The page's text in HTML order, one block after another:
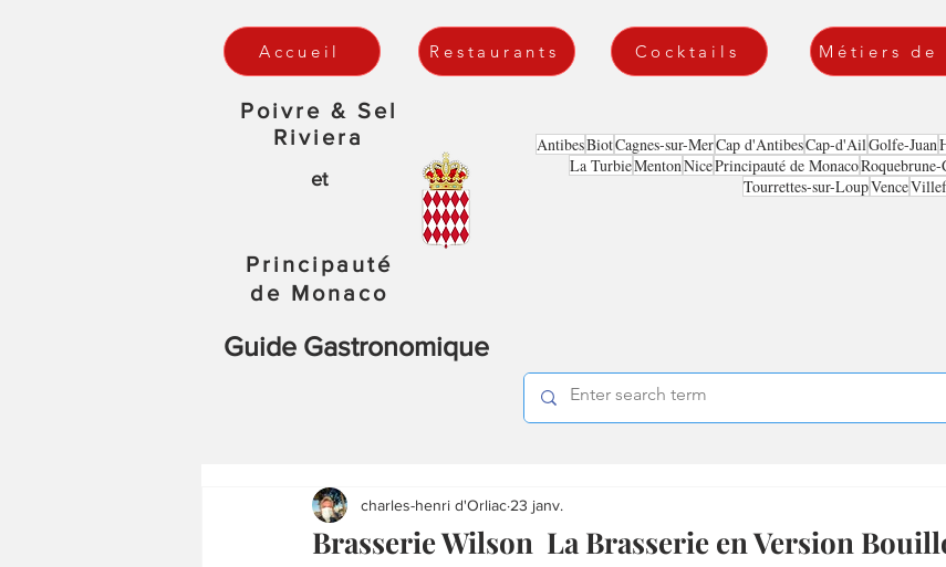
Accueil Restaurants Cocktails Métiers de
Poivre & Sel
Riviera
et
Principauté
de Monaco
Guide Gastronomique
AntibesBiotCagnes-sur-MerCap d'AntibesCap-d'AilGolfe-Juan
La TurbieMentonNicePrincipauté de Monaco
Tourrettes-sur-LoupVence
Brasserie Wilson La Brasserie en Version
charles-henri d'Orliac 23 janv.